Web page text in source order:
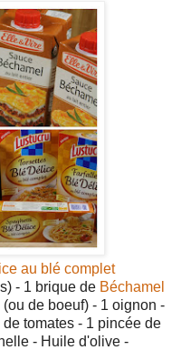
au blé complet
- 1 brique de Béchamel
de boeuf) - 1 oignon -
tomates - 1 pincée de
- Huile d'olive -